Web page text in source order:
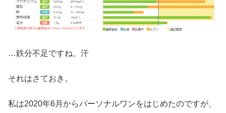
…鉄分不足ですね。汗
それはさておき。
私は2020年6月からパーソナルワンをはじめたのですが、